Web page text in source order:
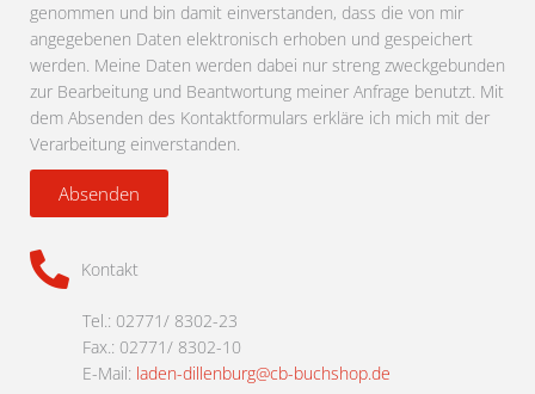
genommen und bin damit einverstanden, dass die von mir
angegebenen Daten elektronisch erhoben und gespeichert
werden. Meine Daten werden dabei nur streng zweckgebunden
zur Bearbeitung und Beantwortung meiner Anfrage benutzt. Mit
dem Absenden des Kontaktformulars erkläre ich mich mit der
Verarbeitung einverstanden.
Absenden
Kontakt
Tel.: 02771/ 8302-23
Fax.: 02771/ 8302-10
E-Mail: laden-dillenburg@cb-buchshop.de